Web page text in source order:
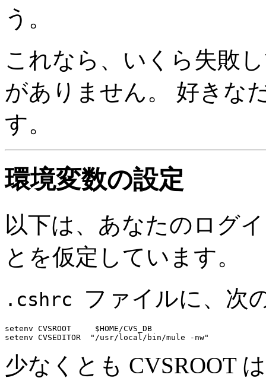
う。
これなら、いくら失敗
がありません。 好きな
す。
環境変数の設定
以下は、あなたのログ
とを仮定しています。
.cshrc ファイルに、次
setenv CVSROOT     $HOME/CVS_DB
少なくとも CVSROOT